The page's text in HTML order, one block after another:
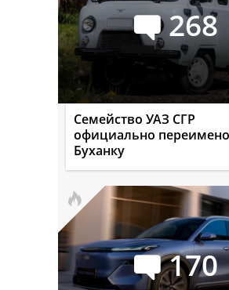
268
Семейство УАЗ СГР
официально
Буханку
170